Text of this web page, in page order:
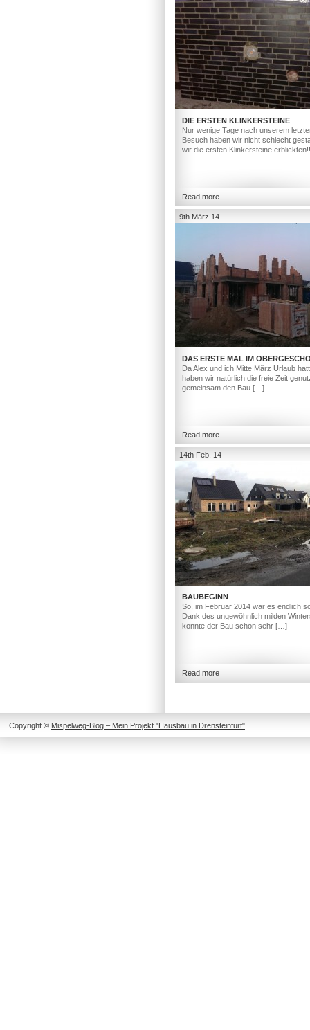
DIE ERSTEN KLINKERSTEINE
Nur wenige Tage nach unserem
Besuch haben wir nicht schlecht
wir die ersten Klinkersteine
Read more
9th März 14
DAS ERSTE MAL IM
Da Alex und ich Mitte März Urlaub
haben wir natürlich die freie Zeit
gemeinsam den Bau […]
Read more
14th Feb. 14
BAUBEGINN
So, im Februar 2014 war es endlich
Dank des ungewöhnlich milden
konnte der Bau schon sehr […]
Read more
Copyright © Mispelweg-Blog – Mein Projekt "Hausbau in Drensteinfurt"